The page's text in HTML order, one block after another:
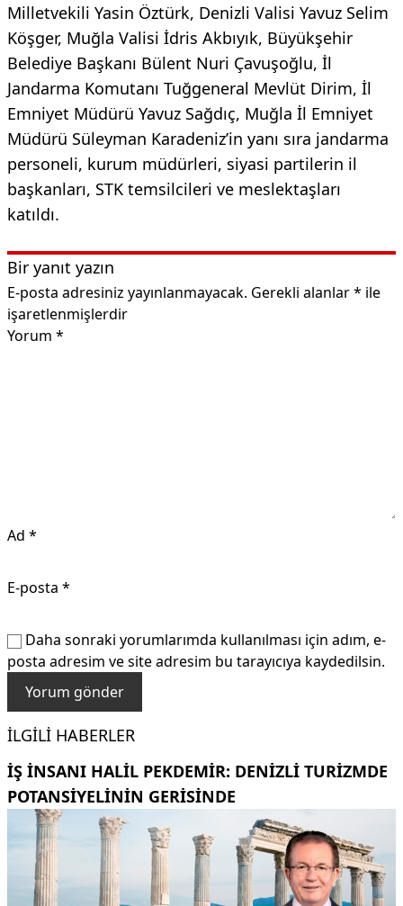
Milletvekili Yasin Öztürk, Denizli Valisi Yavuz Selim
Köşger, Muğla Valisi İdris Akbıyık, Büyükşehir
Belediye Başkanı Bülent Nuri Çavuşoğlu, İl
Jandarma Komutanı Tuğgeneral Mevlüt Dirim, İl
Emniyet Müdürü Yavuz Sağdıç, Muğla İl Emniyet
Müdürü Süleyman Karadeniz’in yanı sıra jandarma
personeli, kurum müdürleri, siyasi partilerin il
başkanları, STK temsilcileri ve meslektaşları
katıldı.
Bir yanıt yazın
E-posta adresiniz yayınlanmayacak. Gerekli alanlar* ile
işaretlenmişlerdir
Yorum *
Ad *
E-posta *
Daha sonraki yorumlarımda kullanılması için adım, e-
posta adresim ve site adresim bu tarayıcıya kaydedilsin.
İLGILI HABERLER
İŞ INSANI HALIL PEKDEMIR: DENIZLI TURIZMDE
POTANSIYELININ GERISINDE